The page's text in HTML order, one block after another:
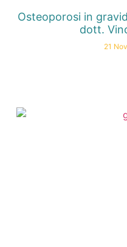
Osteoporosi in
dott.
21